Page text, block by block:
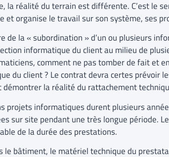
la réalité du terrain est différente. C’est le
et organise le travail sur son système, ses
de la « subordination » d’un ou plusieurs
informatique du client au milieu de
comment ne pas tomber de fait et
du client ? Le contrat devra certes prévoir
la réalité du rattachement
projets informatiques durent plusieurs
sur site pendant une très longue période.
de la durée des prestations.
le bâtiment, le matériel technique du